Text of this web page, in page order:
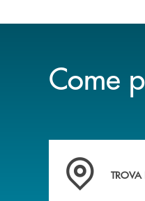
Come
Accedi all'
TROVA